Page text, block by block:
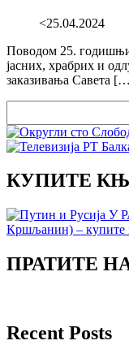
<25.04.2024
Поводом 25.
јасних, храбрих и
заказивања Савета
КУПИТЕ
ПРАТИТЕ
Recent Posts